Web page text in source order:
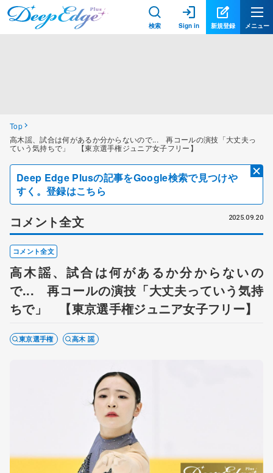
検索 Sign in 新規登録 メニュー
Top
高木謡、試合は何があるか分からないので... 再コールの演技「大丈夫っ
ていう気持ちで」 【東京選手権ジュニア女子フリー】
Deep Edge Plusの記事をGoogle検索で見つけや
すく。登録はこちら
コメント全文 2025.09.20
コメント全文
高木謡、試合は何があるか分からないの
で... 再コールの演技「大丈夫っていう気持
ちで」 【東京選手権ジュニア女子フリー】
東京選手権 高木 謡